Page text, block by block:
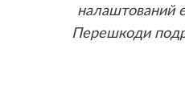
налаштований
Перешкоди